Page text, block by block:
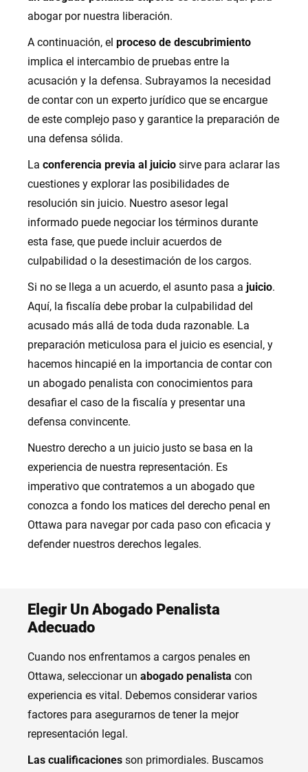
abogar por nuestra liberación.
A continuación, el proceso de descubrimiento
implica el intercambio de pruebas entre la
acusación y la defensa. Subrayamos la necesidad
de contar con un experto jurídico que se encargue
de este complejo paso y garantice la preparación de
una defensa sólida.
La conferencia previa al juicio sirve para aclarar las
cuestiones y explorar las posibilidades de
resolución sin juicio. Nuestro asesor legal
informado puede negociar los términos durante
esta fase, que puede incluir acuerdos de
culpabilidad o la desestimación de los cargos.
Si no se llega a un acuerdo, el asunto pasa a juicio.
Aquí, la fiscalía debe probar la culpabilidad del
acusado más allá de toda duda razonable. La
preparación meticulosa para el juicio es esencial, y
hacemos hincapié en la importancia de contar con
un abogado penalista con conocimientos para
desafiar el caso de la fiscalía y presentar una
defensa convincente.
Nuestro derecho a un juicio justo se basa en la
experiencia de nuestra representación. Es
imperativo que contratemos a un abogado que
conozca a fondo los matices del derecho penal en
Ottawa para navegar por cada paso con eficacia y
defender nuestros derechos legales.
Elegir Un Abogado Penalista
Adecuado
Cuando nos enfrentamos a cargos penales en
Ottawa, seleccionar un abogado penalista con
experiencia es vital. Debemos considerar varios
factores para asegurarnos de tener la mejor
representación legal.
Las cualificaciones son primordiales. Buscamos